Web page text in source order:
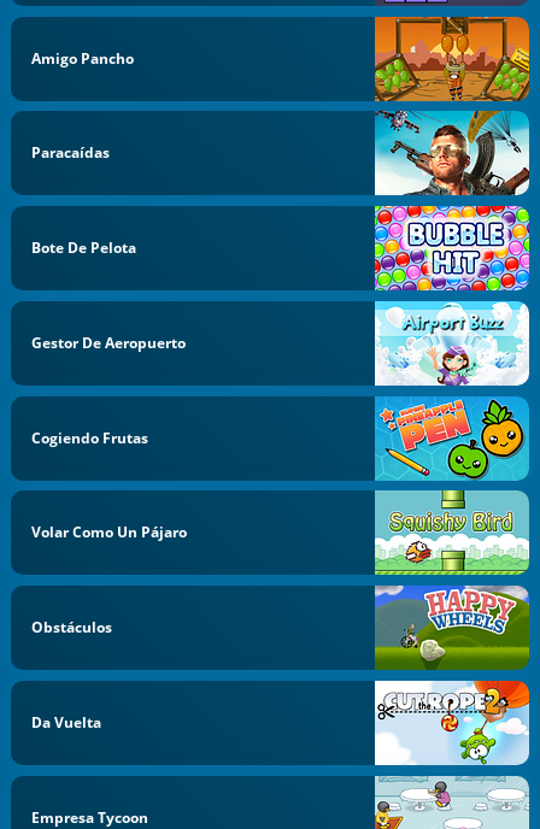
Amigo Pancho
Paracaídas
Bote De Pelota
Gestor De Aeropuerto
Cogiendo Frutas
Volar Como Un Pájaro
Obstáculos
Da Vuelta
Empresa Tycoon